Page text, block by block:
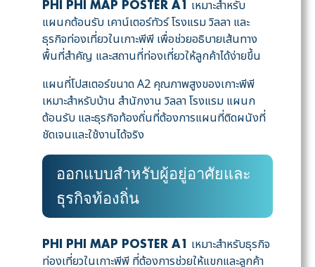
PHI PHI MAP POSTER A1
เหมาะสำหรับ
แผนกต้อนรับ เคาน์เตอร์ทัวร์ โรงแรม วิลลา และ
ธุรกิจท่องเที่ยวในเกาะพีพี เพื่อช่วยอธิบายเส้นทาง
พื้นที่สำคัญ และสถานที่ท่องเที่ยวให้ลูกค้าได้ง่ายขึ้น
แผนที่โปสเตอร์ขนาด A2 คุณภาพสูงของเกาะพีพี
เหมาะสำหรับบ้าน สำนักงาน วิลลา โรงแรม แผนก
ต้อนรับ และธุรกิจท้องถิ่นที่ต้องการแผนที่ติดผนังที่
ชัดเจนและใช้งานได้จริง
ออกแบบสำหรับผู้อยู่อาศัยและ
ธุรกิจท้องถิ่น
PHI PHI MAP POSTER A1
เหมาะสำหรับธุรกิจ
ท่องเที่ยวในเกาะพีพี ที่ต้องการช่วยให้แขกและลูกค้า